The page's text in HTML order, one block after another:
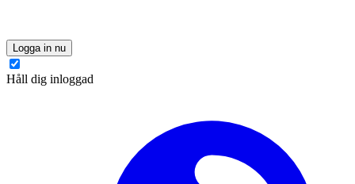
Logga in nu
Håll dig inloggad